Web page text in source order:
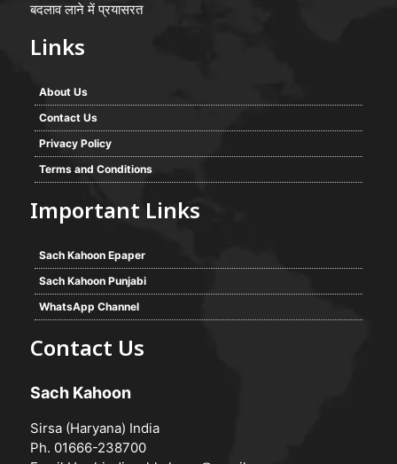
बदलाव लाने में प्रयासरत
Links
About Us
Contact Us
Privacy Policy
Terms and Conditions
Important Links
Sach Kahoon Epaper
Sach Kahoon Punjabi
WhatsApp Channel
Contact Us
Sach Kahoon
Sirsa (Haryana) India
Ph. 01666-238700